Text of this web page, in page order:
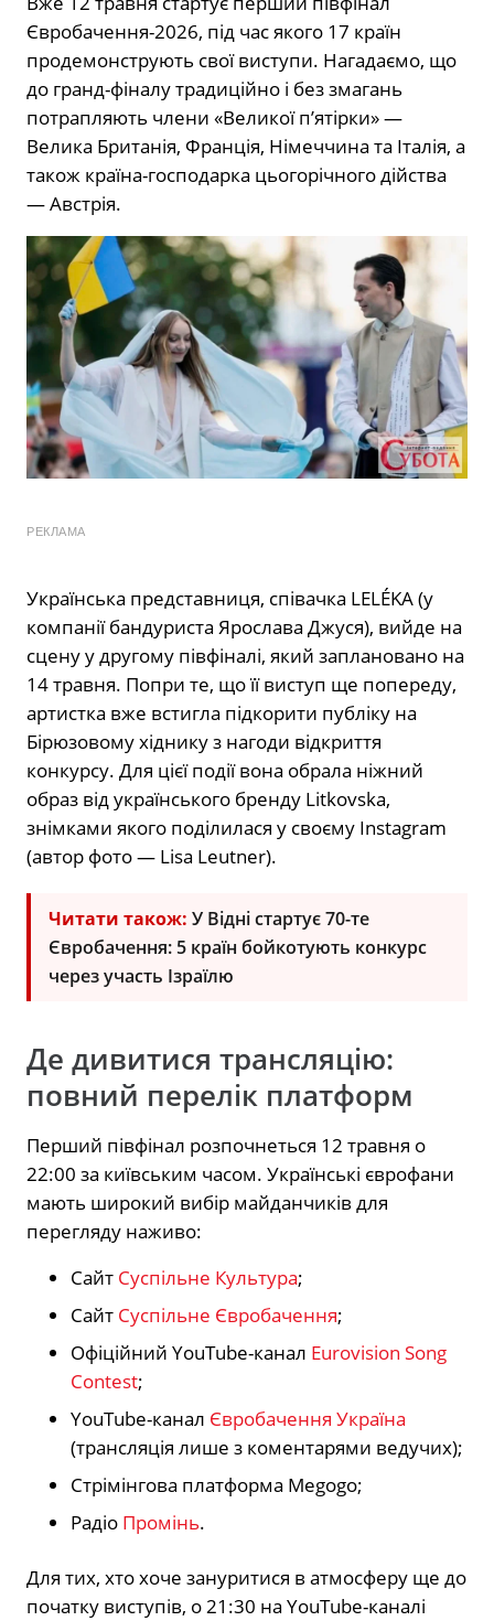
Євробачення-2026, під час якого 17 країн
продемонструють свої виступи. Нагадаємо, що
до гранд-фіналу традиційно і без змагань
потрапляють члени «Великої п’ятірки» —
Велика Британія, Франція, Німеччина та Італія, а
також країна-господарка цьогорічного дійства
— Австрія.
РЕКЛАМА
Українська представниця, співачка LELÉKA (у
компанії бандуриста Ярослава Джуся), вийде на
сцену у другому півфіналі, який заплановано на
14 травня. Попри те, що її виступ ще попереду,
артистка вже встигла підкорити публіку на
Бірюзовому хіднику з нагоди відкриття
конкурсу. Для цієї події вона обрала ніжний
образ від українського бренду Litkovska,
знімками якого поділилася у своєму Instagram
(автор фото — Lisa Leutner).
Читати також: У Відні стартує 70-те
Євробачення: 5 країн бойкотують конкурс
через участь Ізраїлю
Де дивитися трансляцію:
повний перелік платформ
Перший півфінал розпочнеться 12 травня о
22:00 за київським часом. Українські єврофани
мають широкий вибір майданчиків для
перегляду наживо:
Сайт Суспільне Культура;
Сайт Суспільне Євробачення;
Офіційний YouTube-канал Eurovision Song
Contest;
YouTube-канал Євробачення Україна
(трансляція лише з коментарями ведучих);
Стрімінгова платформа Megogo;
Радіо Промінь.
Для тих, хто хоче зануритися в атмосферу ще до
початку виступів, о 21:30 на YouTube-каналі